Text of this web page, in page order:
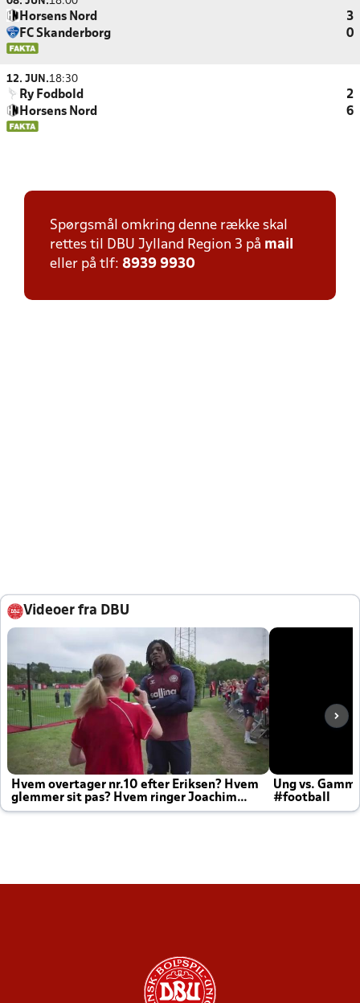
Horsens Nord
3
FC Skanderborg
0
12. JUN.18:30
Ry Fodbold
2
Horsens Nord
6
Spørgsmål omkring denne række skal
rettes til DBU Jylland Region 3 på mail
eller på tlf: 8939 9930
Videoer fra DBU
Hvem overtager nr.10 efter Eriksen? Hvem
glemmer sit pas? Hvem ringer Joachim
altid til efter kampe?
Ung vs.
#football